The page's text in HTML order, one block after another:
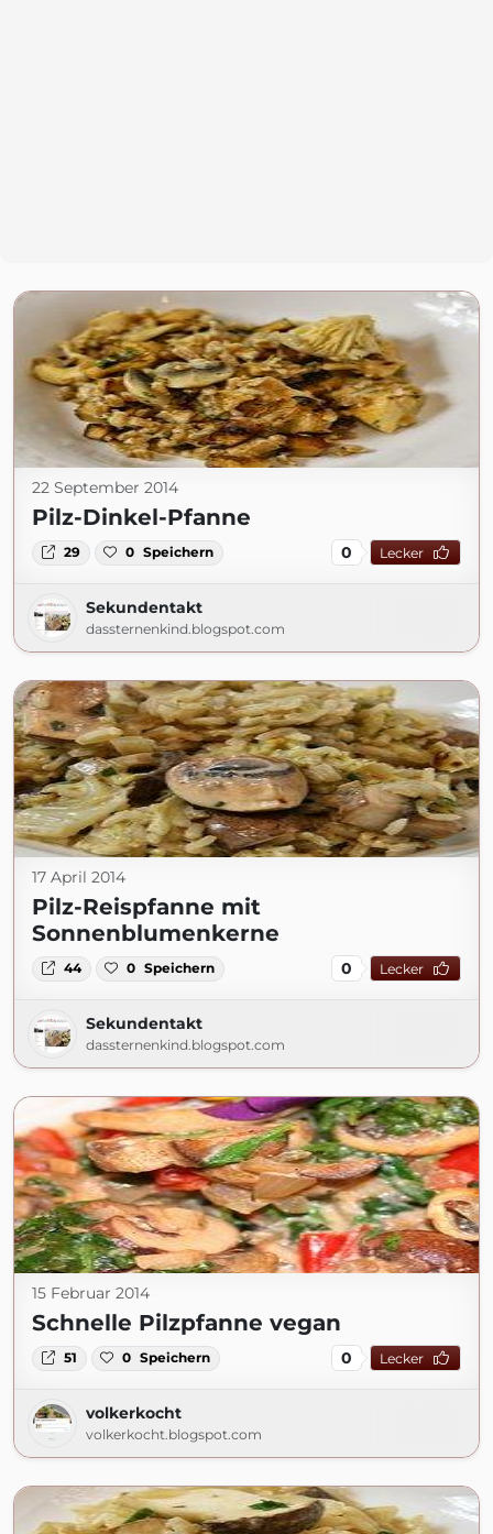
22 September 2014
Pilz-Dinkel-Pfanne
29 0 Speichern 0 Lecker
Sekundentakt
dassternenkind.blogspot.com
17 April 2014
Pilz-Reispfanne mit
Sonnenblumenkerne
44 0 Speichern 0 Lecker
Sekundentakt
dassternenkind.blogspot.com
15 Februar 2014
Schnelle Pilzpfanne vegan
51 0 Speichern 0 Lecker
volkerkocht
volkerkocht.blogspot.com